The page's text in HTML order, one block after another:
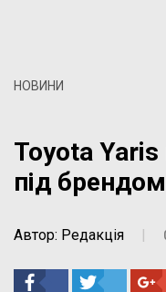
НОВИНИ
Toyota
під
Автор: Редакція |